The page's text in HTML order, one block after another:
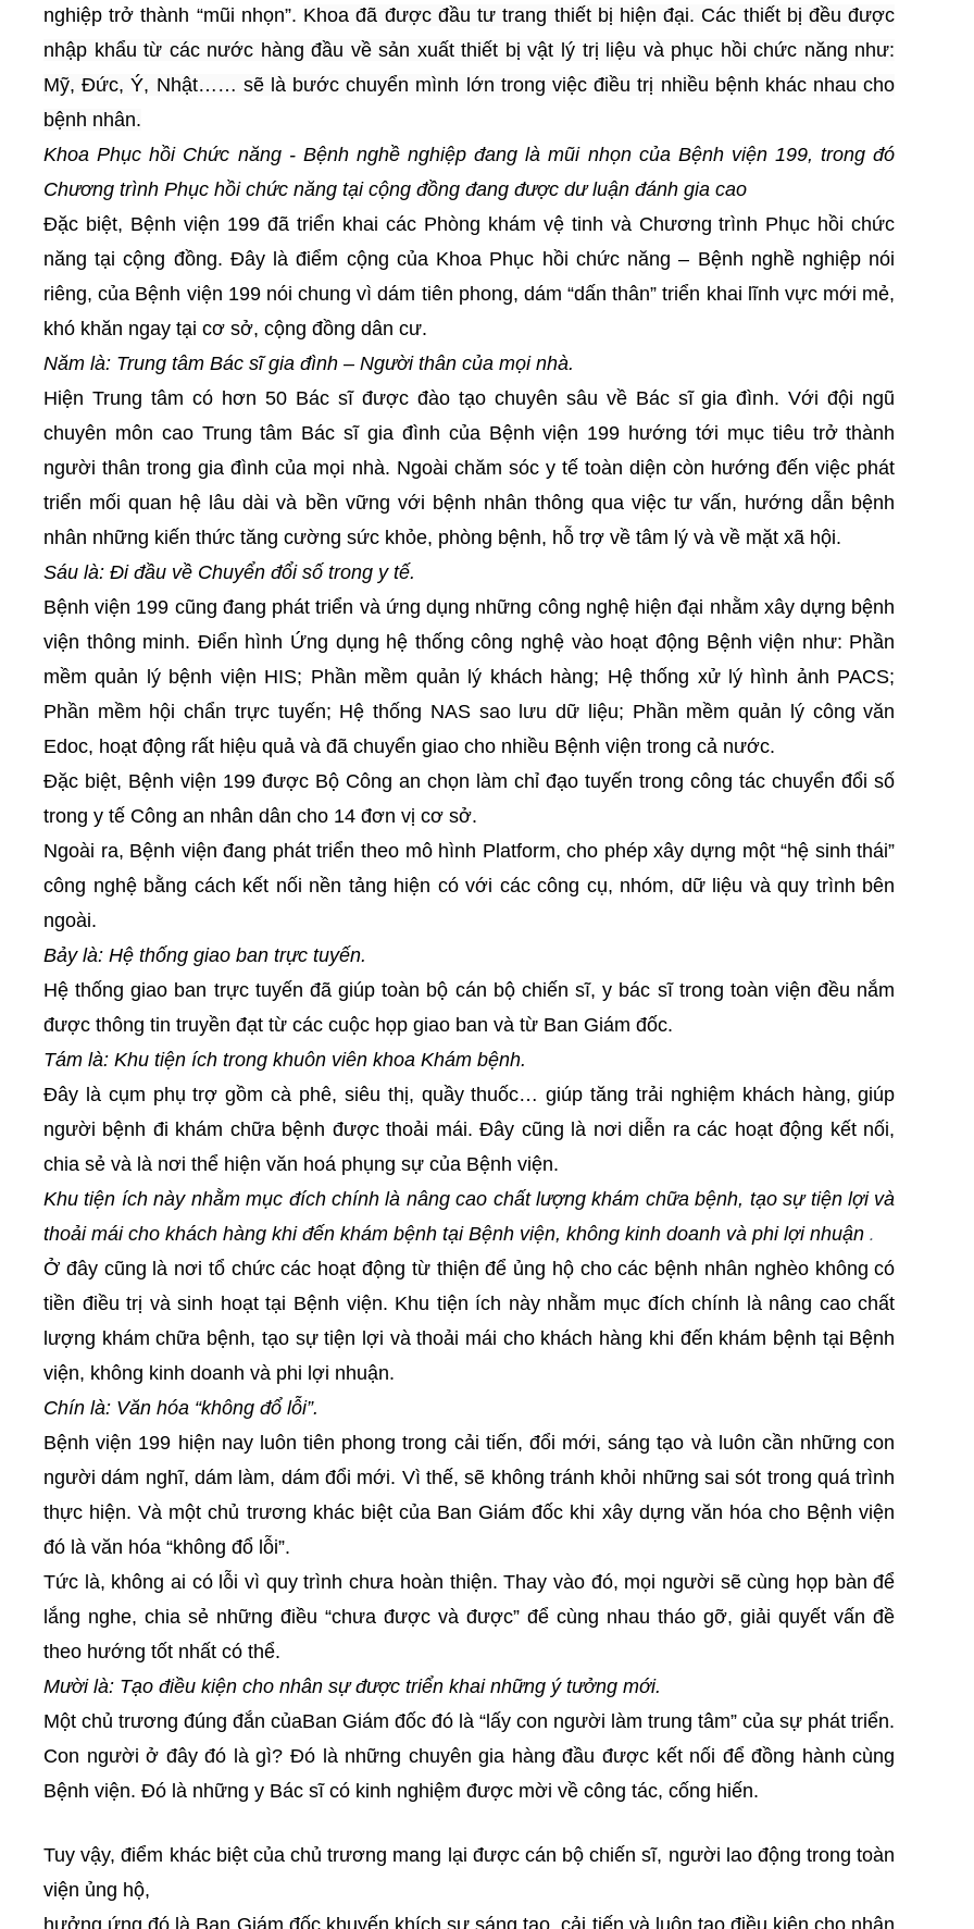
nghiệp trở thành “mũi nhọn”. Khoa đã được đầu tư trang thiết bị hiện đại. Các thiết bị đều được
nhập khẩu từ các nước hàng đầu về sản xuất thiết bị vật lý trị liệu và phục hồi chức năng như:
Mỹ, Đức, Ý, Nhật…… sẽ là bước chuyển mình lớn trong việc điều trị nhiều bệnh khác nhau cho
bệnh nhân.
Khoa Phục hồi Chức năng - Bệnh nghề nghiệp đang là mũi nhọn của Bệnh viện 199, trong đó
Chương trình Phục hồi chức năng tại cộng đồng đang được dư luận đánh gia cao
Đặc biệt, Bệnh viện 199 đã triển khai các Phòng khám vệ tinh và Chương trình Phục hồi chức
năng tại cộng đồng. Đây là điểm cộng của Khoa Phục hồi chức năng – Bệnh nghề nghiệp nói
riêng, của Bệnh viện 199 nói chung vì dám tiên phong, dám “dấn thân” triển khai lĩnh vực mới mẻ,
khó khăn ngay tại cơ sở, cộng đồng dân cư.
Năm là: Trung tâm Bác sĩ gia đình – Người thân của mọi nhà.
Hiện Trung tâm có hơn 50 Bác sĩ được đào tạo chuyên sâu về Bác sĩ gia đình. Với đội ngũ
chuyên môn cao Trung tâm Bác sĩ gia đình của Bệnh viện 199 hướng tới mục tiêu trở thành
người thân trong gia đình của mọi nhà. Ngoài chăm sóc y tế toàn diện còn hướng đến việc phát
triển mối quan hệ lâu dài và bền vững với bệnh nhân thông qua việc tư vấn, hướng dẫn bệnh
nhân những kiến thức tăng cường sức khỏe, phòng bệnh, hỗ trợ về tâm lý và về mặt xã hội.
Sáu là: Đi đầu về Chuyển đổi số trong y tế.
Bệnh viện 199 cũng đang phát triển và ứng dụng những công nghệ hiện đại nhằm xây dựng bệnh
viện thông minh. Điển hình Ứng dụng hệ thống công nghệ vào hoạt động Bệnh viện như: Phần
mềm quản lý bệnh viện HIS; Phần mềm quản lý khách hàng; Hệ thống xử lý hình ảnh PACS;
Phần mềm hội chẩn trực tuyến; Hệ thống NAS sao lưu dữ liệu; Phần mềm quản lý công văn
Edoc, hoạt động rất hiệu quả và đã chuyển giao cho nhiều Bệnh viện trong cả nước.
Đặc biệt, Bệnh viện 199 được Bộ Công an chọn làm chỉ đạo tuyến trong công tác chuyển đổi số
trong y tế Công an nhân dân cho 14 đơn vị cơ sở.
Ngoài ra, Bệnh viện đang phát triển theo mô hình Platform,cho phép xây dựng một “hệ sinh thái”
công nghệ bằng cách kết nối nền tảng hiện có với các công cụ, nhóm, dữ liệu và quy trình bên
ngoài.
Bảy là: Hệ thống giao ban trực tuyến.
Hệ thống giao ban trực tuyến đã giúp toàn bộ cán bộ chiến sĩ, y bác sĩ trong toàn viện đều nắm
được thông tin truyền đạt từ các cuộc họp giao ban và từ Ban Giám đốc.
Tám là: Khu tiện ích trong khuôn viên khoa Khám bệnh.
Đây là cụm phụ trợ gồm cà phê, siêu thị, quầy thuốc… giúp tăng trải nghiệm khách hàng, giúp
người bệnh đi khám chữa bệnh được thoải mái. Đây cũng là nơi diễn ra các hoạt động kết nối,
chia sẻ và là nơi thể hiện văn hoá phụng sự của Bệnh viện.
Khu tiện ích này nhằm mục đích chính là nâng cao chất lượng khám chữa bệnh, tạo sự tiện lợi và
thoải mái cho khách hàng khi đến khám bệnh tại Bệnh viện, không kinh doanh và phi lợi nhuận .
Ở đây cũng là nơi tổ chức các hoạt động từ thiện để ủng hộ cho các bệnh nhân nghèo không có
tiền điều trị và sinh hoạt tại Bệnh viện. Khu tiện ích này nhằm mục đích chính là nâng cao chất
lượng khám chữa bệnh, tạo sự tiện lợi và thoải mái cho khách hàng khi đến khám bệnh tại Bệnh
viện, không kinh doanh và phi lợi nhuận.
Chín là: Văn hóa “không đổ lỗi”.
Bệnh viện 199 hiện nay luôn tiên phong trong cải tiến, đổi mới, sáng tạo và luôn cần những con
người dám nghĩ, dám làm, dám đổi mới. Vì thế, sẽ không tránh khỏi những sai sót trong quá trình
thực hiện. Và một chủ trương khác biệt của Ban Giám đốc khi xây dựng văn hóa cho Bệnh viện
đó là văn hóa “không đổ lỗi”.
Tức là, không ai có lỗi vì quy trình chưa hoàn thiện. Thay vào đó, mọi người sẽ cùng họp bàn để
lắng nghe, chia sẻ những điều “chưa được và được” để cùng nhau tháo gỡ, giải quyết vấn đề
theo hướng tốt nhất có thể.
Mười là: Tạo điều kiện cho nhân sự được triển khai những ý tưởng mới.
Một chủ trương đúng đắn củaBan Giám đốc đó là “lấy con người làm trung tâm” của sự phát triển.
Con người ở đây đó là gì? Đó là những chuyên gia hàng đầu được kết nối để đồng hành cùng
Bệnh viện. Đó là những y Bác sĩ có kinh nghiệm được mời về công tác, cống hiến.
Tuy vậy, điểm khác biệt của chủ trương mang lại được cán bộ chiến sĩ, người lao động trong toàn
viện ủng hộ,
hưởng ứng đó là Ban Giám đốc khuyến khích sự sáng tạo, cải tiến và luôn tạo điều kiện cho nhân